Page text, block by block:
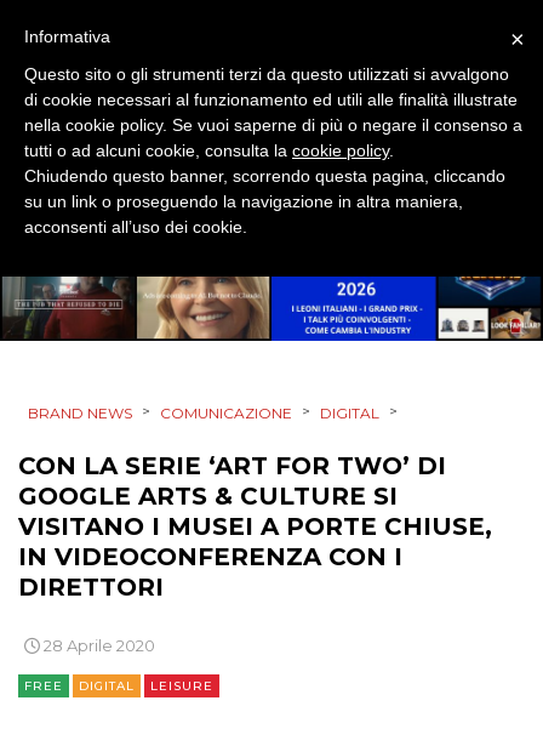
NORMATIVE
TREND
CASE HISTORY
OPINIONI
BRAND NEWS > COMUNICAZIONE > DIGITAL >
CON LA SERIE ‘ART FOR TWO’ DI
GOOGLE ARTS & CULTURE SI
VISITANO I MUSEI A PORTE CHIUSE,
IN VIDEOCONFERENZA CON I
DIRETTORI
28 Aprile 2020
FREE DIGITAL LEISURE
×
Informativa
Questo sito o gli strumenti terzi da questo utilizzati si avvalgono
di cookie necessari al funzionamento ed utili alle finalità illustrate
nella cookie policy. Se vuoi saperne di più o negare il consenso a
tutti o ad alcuni cookie, consulta la cookie policy.
Chiudendo questo banner, scorrendo questa pagina, cliccando
su un link o proseguendo la navigazione in altra maniera,
acconsenti all’uso dei cookie.